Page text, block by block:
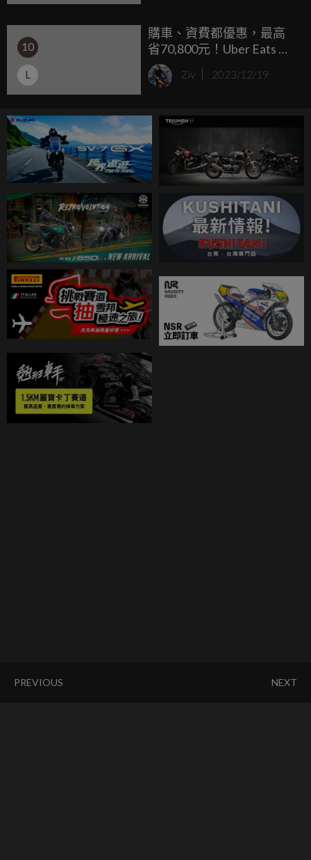
10
L
購車、資費都優惠，最高
省70,800元！Uber Eats 攜
手 Gogoro 打造「綠色永續
外送方案」
Ziv 2023/12/19